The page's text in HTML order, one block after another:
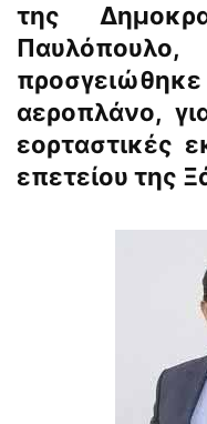
της
προσγειώθηκε
αεροπλάνο,
εορταστικές
επετείου της